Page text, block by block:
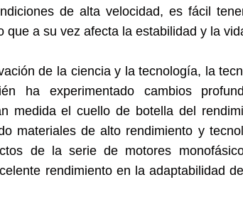
de alta velocidad, es fácil
a su vez afecta la estabilidad y la
de la ciencia y la tecnología, la
ha experimentado cambios
medida el cuello de botella del
materiales de alto rendimiento y
de la serie de motores
rendimiento en la adaptabilidad